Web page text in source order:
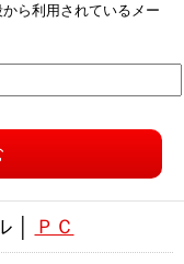
ら利用されているメー
│ ＰＣ